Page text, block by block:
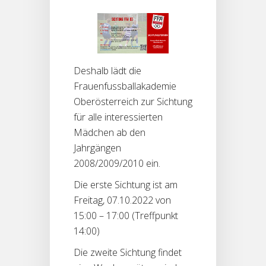
Deshalb lädt die
Frauenfussballakademie
Oberösterreich zur Sichtung
für alle interessierten
Mädchen ab den
Jahrgängen
2008/2009/2010 ein.
Die erste Sichtung ist am
Freitag, 07.10.2022 von
15:00 – 17:00 (Treffpunkt
14:00)
Die zweite Sichtung findet